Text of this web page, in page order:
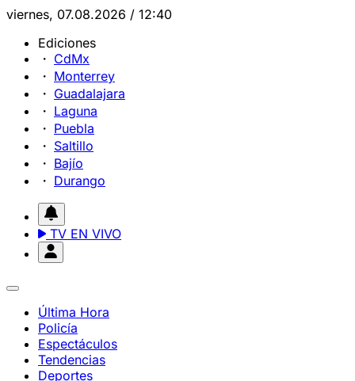
viernes, 07.08.2026 / 12:40
Ediciones
CdMx
Monterrey
Guadalajara
Laguna
Puebla
Saltillo
Bajío
Durango
TV EN VIVO
Última Hora
Policía
Espectáculos
Tendencias
Deportes